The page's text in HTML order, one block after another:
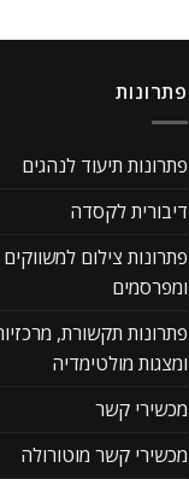
פתרונות
פתרונות תיעוד לנהגים
דיבורית לקסדה
פתרונות צילום למשווקים
ומפרסמים
פתרונות תקשורת,
ומצגות מולטימדיה
מכשירי קשר
מכשירי קשר מוטורולה